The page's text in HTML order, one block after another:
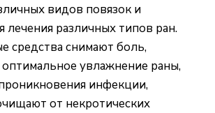
видов повязок и
лечения различных типов ран.
средства снимают боль,
увлажнение раны,
инфекции,
от некротических